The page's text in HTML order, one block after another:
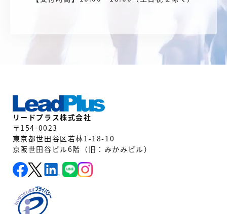
リードプラス株式会社
〒154-0023
東京都世田谷区若林1-18-10
京阪世田谷ビル6階（旧：みかみビル）